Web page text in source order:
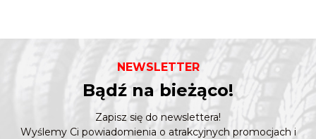
NEWSLETTER
Bądź na bieżąco!
Zapisz się do newslettera!
Wyślemy Ci powiadomienia o atrakcyjnych promocjach i